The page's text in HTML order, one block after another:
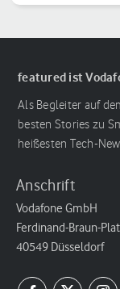
featured ist
Als Begleiter auf
besten Stories zu
heißesten Tech-
Anschrift
Vodafone GmbH
Ferdinand-Braun-
40549 Düsseldorf